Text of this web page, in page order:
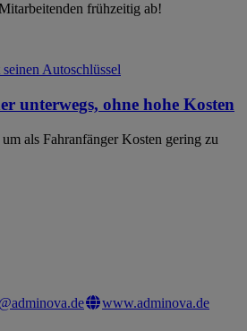
frühzeitig ab!
unterwegs, ohne hohe Kosten
als Fahranfänger Kosten gering zu
www.adminova.de